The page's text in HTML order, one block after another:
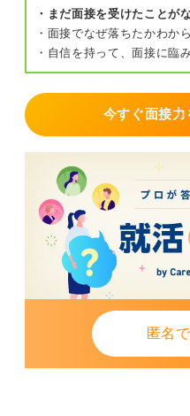
・まだ面接を受けたことが
・面接でなぜ落ちたかわか
・自信を持って、面接に臨
今すぐ面接
匿名